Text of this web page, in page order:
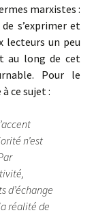
marxistes :
s’exprimer et
lecteurs un peu
au long de cet
Pour le
ce sujet :
n’est
d’échange
réalité de